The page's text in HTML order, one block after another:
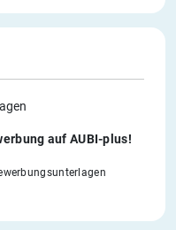
auf AUBI-plus!